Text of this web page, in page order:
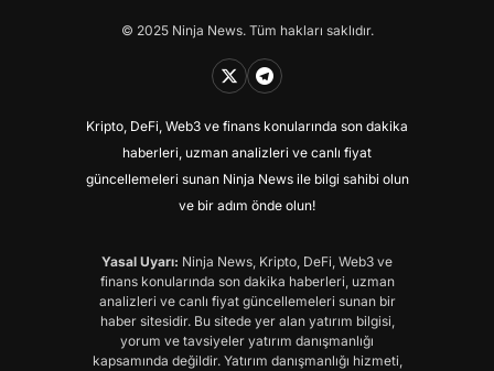
© 2025 Ninja News. Tüm hakları saklıdır.
Kripto, DeFi, Web3 ve finans konularında son dakika
haberleri, uzman analizleri ve canlı fiyat
güncellemeleri sunan Ninja News ile bilgi sahibi olun
ve bir adım önde olun!
Yasal Uyarı: Ninja News, Kripto, DeFi, Web3 ve
finans konularında son dakika haberleri, uzman
analizleri ve canlı fiyat güncellemeleri sunan bir
haber sitesidir. Bu sitede yer alan yatırım bilgisi,
yorum ve tavsiyeler yatırım danışmanlığı
kapsamında değildir. Yatırım danışmanlığı hizmeti,